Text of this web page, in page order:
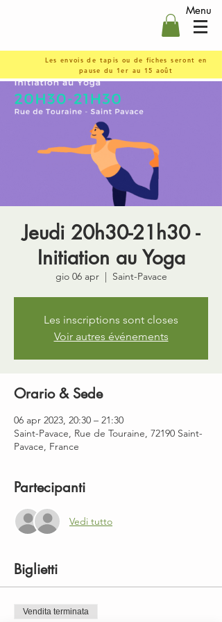
Menu
Les envois de tapis ou de fiches seront en
pause du 1er au 15 août
Jeudi 20h30-21h30 -
Initiation au Yoga
gio 06 apr
  |
Saint-Pavace
Les inscriptions sont closes
Voir autres événements
Orario & Sede
06 apr 2023, 20:30 – 21:30
Saint-Pavace, Rue de Touraine, 72190 Saint-
Pavace, France
Partecipanti
Vedi tutto
Biglietti
Vendita terminata